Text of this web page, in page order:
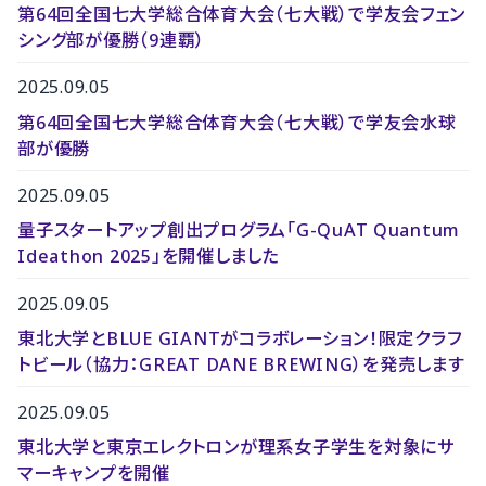
第64回全国七大学総合体育大会（七大戦）で学友会フェン
シング部が優勝（9連覇）
2025.09.05
第64回全国七大学総合体育大会（七大戦）で学友会水球
部が優勝
2025.09.05
量子スタートアップ創出プログラム「G-QuAT Quantum
Ideathon 2025」を開催しました
2025.09.05
東北大学とBLUE GIANTがコラボレーション！限定クラフ
トビール（協力：GREAT DANE BREWING）を発売します
2025.09.05
東北大学と東京エレクトロンが理系女子学生を対象にサ
マーキャンプを開催